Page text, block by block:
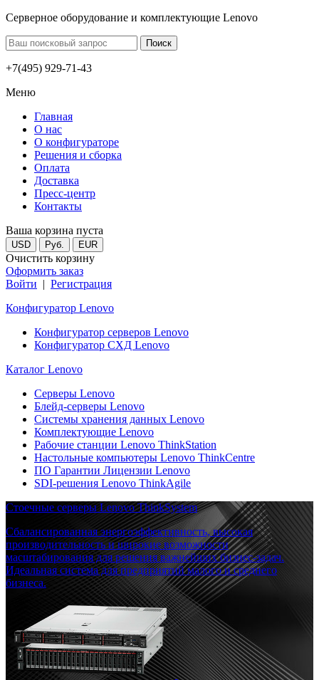
Серверное оборудование и комплектующие Lenovo
+7(495) 929-71-43
Меню
Главная
О нас
О конфигураторе
Решения и сборка
Оплата
Доставка
Пресс-центр
Контакты
Ваша корзина пуста
USD Руб. EUR
Очистить корзину
Оформить заказ
Войти | Регистрация
Конфигуратор Lenovo
Конфигуратор серверов Lenovo
Конфигуратор СХД Lenovo
Каталог Lenovo
Серверы Lenovo
Блейд-серверы Lenovo
Системы хранения данных Lenovo
Комплектующие Lenovo
Рабочие станции Lenovo ThinkStation
Настольные компьютеры Lenovo ThinkCentre
ПО Гарантии Лицензии Lenovo
SDI-решения Lenovo ThinkAgile
Стоечные серверы Lenovo ThinkSystem
Сбалансированная энергоэффективность, высокая
производительность и широкие возможности
масштабирования для решения важнейших бизнес-задач.
Идеальная система для предприятий малого и среднего
бизнеса.